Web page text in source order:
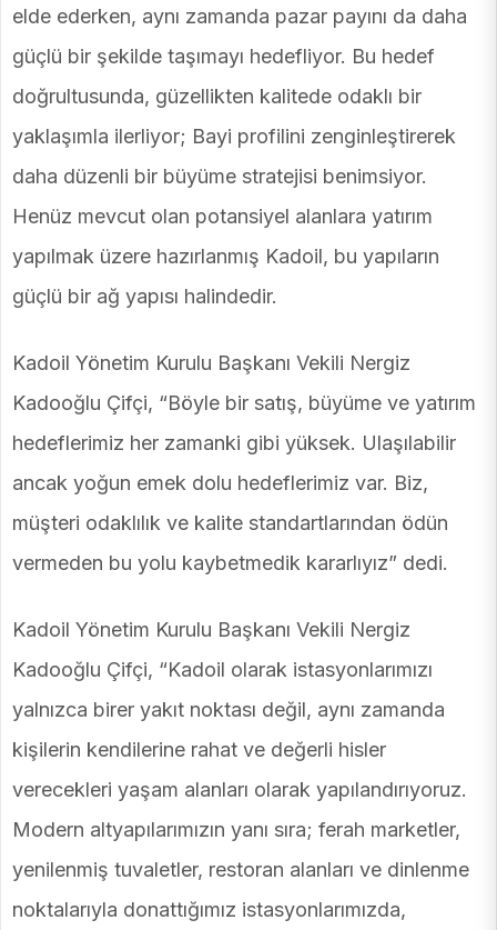
elde ederken, aynı zamanda pazar payını da daha
güçlü bir şekilde taşımayı hedefliyor. Bu hedef
doğrultusunda, güzellikten kalitede odaklı bir
yaklaşımla ilerliyor; Bayi profilini zenginleştirerek
daha düzenli bir büyüme stratejisi benimsiyor.
Henüz mevcut olan potansiyel alanlara yatırım
yapılmak üzere hazırlanmış Kadoil, bu yapıların
güçlü bir ağ yapısı halindedir.
Kadoil Yönetim Kurulu Başkanı Vekili Nergiz
Kadooğlu Çifçi, “Böyle bir satış, büyüme ve yatırım
hedeflerimiz her zamanki gibi yüksek. Ulaşılabilir
ancak yoğun emek dolu hedeflerimiz var. Biz,
müşteri odaklılık ve kalite standartlarından ödün
vermeden bu yolu kaybetmedik kararlıyız” dedi.
Kadoil Yönetim Kurulu Başkanı Vekili Nergiz
Kadooğlu Çifçi, “Kadoil olarak istasyonlarımızı
yalnızca birer yakıt noktası değil, aynı zamanda
kişilerin kendilerine rahat ve değerli hisler
verecekleri yaşam alanları olarak yapılandırıyoruz.
Modern altyapılarımızın yanı sıra; ferah marketler,
yenilenmiş tuvaletler, restoran alanları ve dinlenme
noktalarıyla donattığımız istasyonlarımızda,